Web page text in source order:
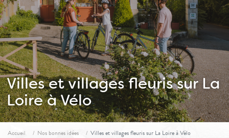
Villes et villages fleuris sur La
Loire à Vélo
Fil d'ariane
Accueil Nos bonnes idées Villes et villages fleuris sur La Loire à Vélo